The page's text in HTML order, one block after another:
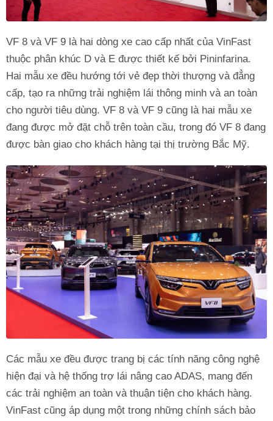
VF 8 và VF 9 là hai dòng xe cao cấp nhất của VinFast
thuộc phân khúc D và E được thiết kế bởi Pininfarina.
Hai mẫu xe đều hướng tới vẻ đẹp thời thượng và đẳng
cấp, tạo ra những trải nghiệm lái thông minh và an toàn
cho người tiêu dùng. VF 8 và VF 9 cũng là hai mẫu xe
đang được mở đặt chỗ trên toàn cầu, trong đó VF 8 đang
được bàn giao cho khách hàng tại thị trường Bắc Mỹ.
Các mẫu xe đều được trang bị các tính năng công nghệ
hiện đại và hệ thống trợ lái nâng cao ADAS, mang đến
các trải nghiệm an toàn và thuận tiện cho khách hàng.
VinFast cũng áp dụng một trong những chính sách bảo